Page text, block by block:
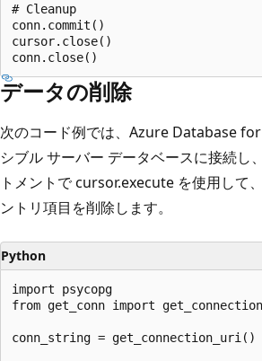
# Cleanup
conn.commit()
cursor.close()
データの削除
次のコード例では、Azure Database
シブル サーバー データベースに接続し
トメントで cursor.execute を使用して
ントリ項目を削除します。
Python
import psycopg
from get_conn import
conn_string = get_connection_uri()